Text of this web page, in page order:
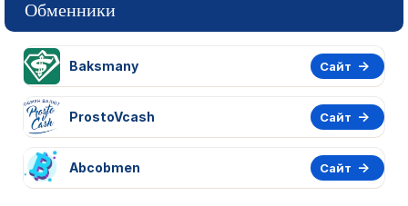
Обменники
Baksmany Сайт
ProstoVcash Сайт
Abcobmen Сайт